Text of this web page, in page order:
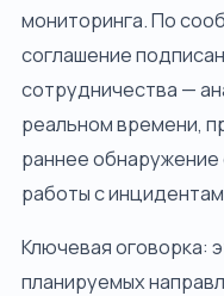
Подать
мониторинга. По
соглашение
сотрудничества —
реальном времени,
раннее
работы с
Ключевая оговорка:
планируемых